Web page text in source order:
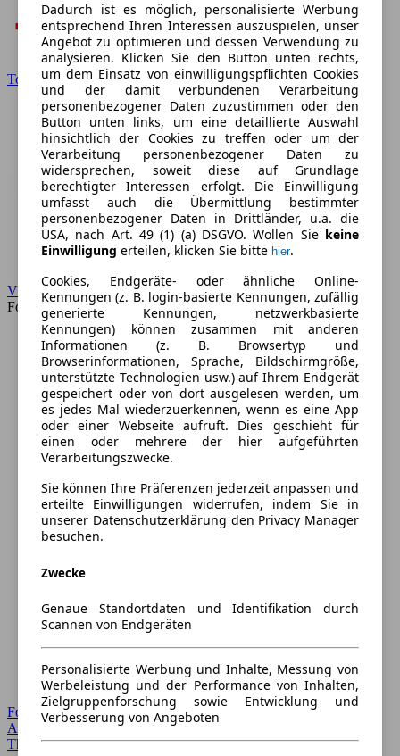
Toyota
VW
Forum
Forum Startseite
Alle Auto-Foren
Themen-Forum
Dadurch ist es möglich, personalisierte Werbung
entsprechend Ihren Interessen auszuspielen, unser
Angebot zu optimieren und dessen Verwendung zu
analysieren. Klicken Sie den Button unten rechts,
um dem Einsatz von einwilligungspflichten Cookies
und der damit verbundenen Verarbeitung
personenbezogener Daten zuzustimmen oder den
Button unten links, um eine detaillierte Auswahl
hinsichtlich der Cookies zu treffen oder um der
Verarbeitung personenbezogener Daten zu
widersprechen, soweit diese auf Grundlage
berechtigter Interessen erfolgt. Die Einwilligung
umfasst auch die Übermittlung bestimmter
personenbezogener Daten in Drittländer, u.a. die
USA, nach Art. 49 (1) (a) DSGVO. Wollen Sie keine
Einwilligung erteilen, klicken Sie bitte hier.
Cookies, Endgeräte- oder ähnliche Online-
Kennungen (z. B. login-basierte Kennungen, zufällig
generierte Kennungen, netzwerkbasierte
Kennungen) können zusammen mit anderen
Informationen (z. B. Browsertyp und
Browserinformationen, Sprache, Bildschirmgröße,
unterstützte Technologien usw.) auf Ihrem Endgerät
gespeichert oder von dort ausgelesen werden, um
es jedes Mal wiederzuerkennen, wenn es eine App
oder einer Webseite aufruft. Dies geschieht für
einen oder mehrere der hier aufgeführten
Verarbeitungszwecke.
Sie können Ihre Präferenzen jederzeit anpassen und
erteilte Einwilligungen widerrufen, indem Sie in
unserer Datenschutzerklärung den Privacy Manager
besuchen.
Zwecke
Genaue Standortdaten und Identifikation durch
Scannen von Endgeräten
Personalisierte Werbung und Inhalte, Messung von
Werbeleistung und der Performance von Inhalten,
Zielgruppenforschung sowie Entwicklung und
Verbesserung von Angeboten